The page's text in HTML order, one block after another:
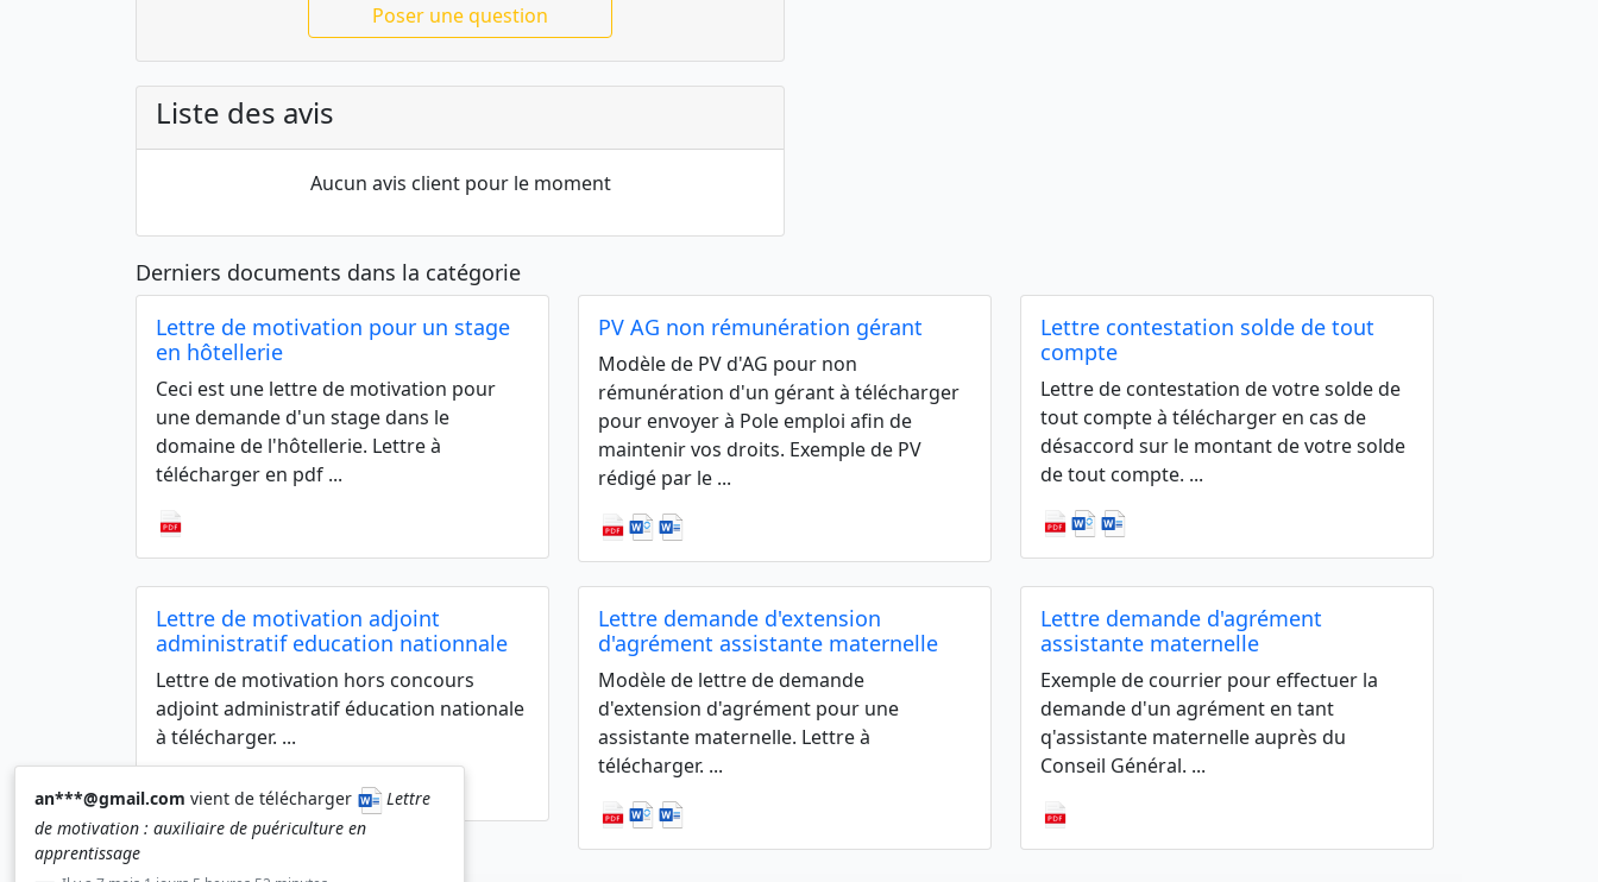
Poser une question
Liste des avis
Aucun avis client pour le moment
Derniers documents dans la catégorie
Lettre de motivation pour un stage
en hôtellerie
Ceci est une lettre de motivation pour
une demande d'un stage dans le
domaine de l'hôtellerie. Lettre à
télécharger en pdf ...
PV AG non rémunération gérant
Modèle de PV d'AG pour non
rémunération d'un gérant à télécharger
pour envoyer à Pole emploi afin de
maintenir vos droits. Exemple de PV
rédigé par le ...
Lettre contestation solde de tout
compte
Lettre de contestation de votre solde de
tout compte à télécharger en cas de
désaccord sur le montant de votre solde
de tout compte. ...
Lettre de motivation adjoint
administratif education nationnale
Lettre de motivation hors concours
adjoint administratif éducation nationale
à télécharger. ...
Lettre demande d'extension
d'agrément assistante maternelle
Modèle de lettre de demande
d'extension d'agrément pour une
assistante maternelle. Lettre à
télécharger. ...
Lettre demande d'agrément
assistante maternelle
Exemple de courrier pour effectuer la
demande d'un agrément en tant
q'assistante maternelle auprès du
Conseil Général. ...
an***@gmail.com vient de télécharger
Lettre
de motivation : auxiliaire de puériculture en
apprentissage